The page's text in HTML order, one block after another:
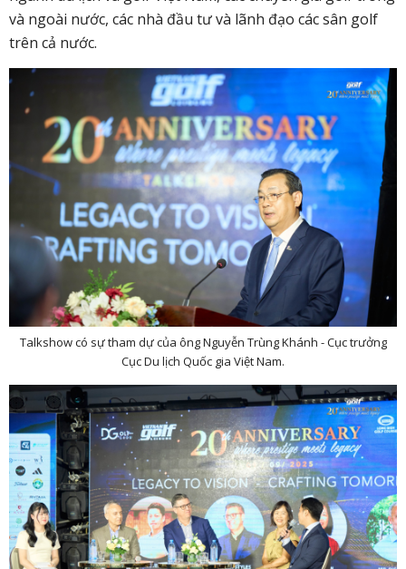
và ngoài nước, các nhà đầu tư và lãnh đạo các sân golf
trên cả nước.
Talkshow có sự tham dự của ông Nguyễn Trùng Khánh - Cục trưởng
Cục Du lịch Quốc gia Việt Nam.